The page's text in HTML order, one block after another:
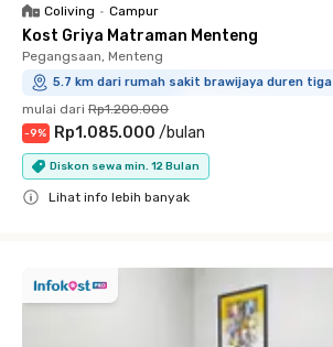
Coliving • Campur
Kost Griya Matraman Menteng
Pegangsaan, Menteng
5.7 km dari rumah sakit brawijaya duren tiga
mulai dari Rp1.200.000
-9% Rp1.085.000 /bulan
Diskon sewa min. 12 Bulan
Lihat info lebih banyak